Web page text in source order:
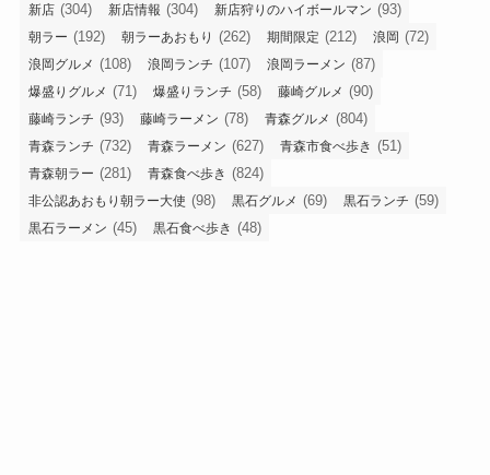
新店 (304) 新店情報 (304) 新店狩りのハイボールマン (93)
朝ラー (192) 朝ラーあおもり (262) 期間限定 (212) 浪岡 (72)
浪岡グルメ (108) 浪岡ランチ (107) 浪岡ラーメン (87)
爆盛りグルメ (71) 爆盛りランチ (58) 藤崎グルメ (90)
藤崎ランチ (93) 藤崎ラーメン (78) 青森グルメ (804)
青森ランチ (732) 青森ラーメン (627) 青森市食べ歩き (51)
青森朝ラー (281) 青森食べ歩き (824)
非公認あおもり朝ラー大使 (98) 黒石グルメ (69) 黒石ランチ (59)
黒石ラーメン (45) 黒石食べ歩き (48)